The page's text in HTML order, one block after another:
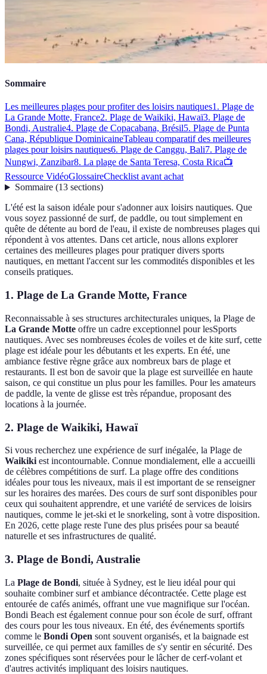
Sommaire
Les meilleures plages pour profiter des loisirs nautiques1. Plage de
La Grande Motte, France2. Plage de Waikiki, Hawaï3. Plage de
Bondi, Australie4. Plage de Copacabana, Brésil5. Plage de Punta
Cana, République DominicaineTableau comparatif des meilleures
plages pour loisirs nautiques6. Plage de Canggu, Bali7. Plage de
Nungwi, Zanzibar8. La plage de Santa Teresa, Costa Rica📺
Ressource VidéoGlossaireChecklist avant achat
Sommaire(13 sections)
L'été est la saison idéale pour s'adonner aux loisirs nautiques. Que
vous soyez passionné de surf, de paddle, ou tout simplement en
quête de détente au bord de l'eau, il existe de nombreuses plages qui
répondent à vos attentes. Dans cet article, nous allons explorer
certaines des meilleures plages pour pratiquer divers sports
nautiques, en mettant l'accent sur les commodités disponibles et les
conseils pratiques.
1. Plage de La Grande Motte, France
Reconnaissable à ses structures architecturales uniques, la Plage de
La Grande Motte offre un cadre exceptionnel pour lesSports
nautiques. Avec ses nombreuses écoles de voiles et de kite surf, cette
plage est idéale pour les débutants et les experts. En été, une
ambiance festive règne grâce aux nombreux bars de plage et
restaurants. Il est bon de savoir que la plage est surveillée en haute
saison, ce qui constitue un plus pour les familles. Pour les amateurs
de paddle, la vente de glisse est très répandue, proposant des
locations à la journée.
2. Plage de Waikiki, Hawaï
Si vous recherchez une expérience de surf inégalée, la Plage de
Waikiki est incontournable. Connue mondialement, elle a accueilli
de célèbres compétitions de surf. La plage offre des conditions
idéales pour tous les niveaux, mais il est important de se renseigner
sur les horaires des marées. Des cours de surf sont disponibles pour
ceux qui souhaitent apprendre, et une variété de services de loisirs
nautiques, comme le jet-ski et le snorkeling, sont à votre disposition.
En 2026, cette plage reste l'une des plus prisées pour sa beauté
naturelle et ses infrastructures de qualité.
3. Plage de Bondi, Australie
La Plage de Bondi, située à Sydney, est le lieu idéal pour qui
souhaite combiner surf et ambiance décontractée. Cette plage est
entourée de cafés animés, offrant une vue magnifique sur l'océan.
Bondi Beach est également connue pour son école de surf, offrant
des cours pour les tous niveaux. En été, des événements sportifs
comme le Bondi Open sont souvent organisés, et la baignade est
surveillée, ce qui permet aux familles de s'y sentir en sécurité. Des
zones spécifiques sont réservées pour le lâcher de cerf-volant et
d'autres activités impliquant des loisirs nautiques.